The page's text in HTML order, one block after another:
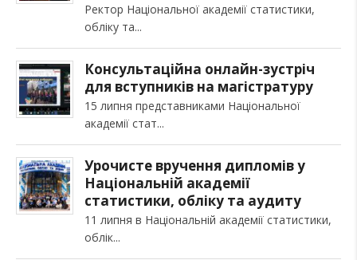
Ректор Національної академії статистики,
обліку та
Консультаційна онлайн-зустріч
для вступників на магістратуру
15 липня представниками Національної
академії стат
Урочисте вручення дипломів у
Національній академії
статистики, обліку та аудиту
11 липня в Національній академії статистики,
облік